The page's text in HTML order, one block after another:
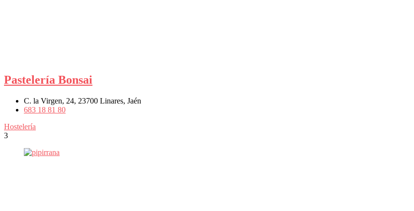
Pastelería Bonsai
C. la Virgen, 24, 23700 Linares, Jaén
683 18 81 80
Hostelería
3